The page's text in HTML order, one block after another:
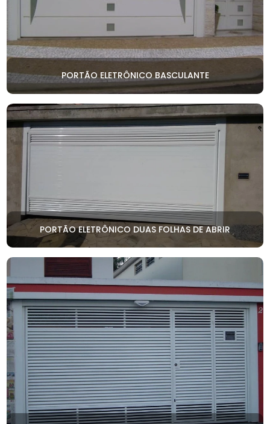
PORTÃO ELETRÔNICO BASCULANTE
PORTÃO ELETRÔNICO DUAS FOLHAS DE ABRIR